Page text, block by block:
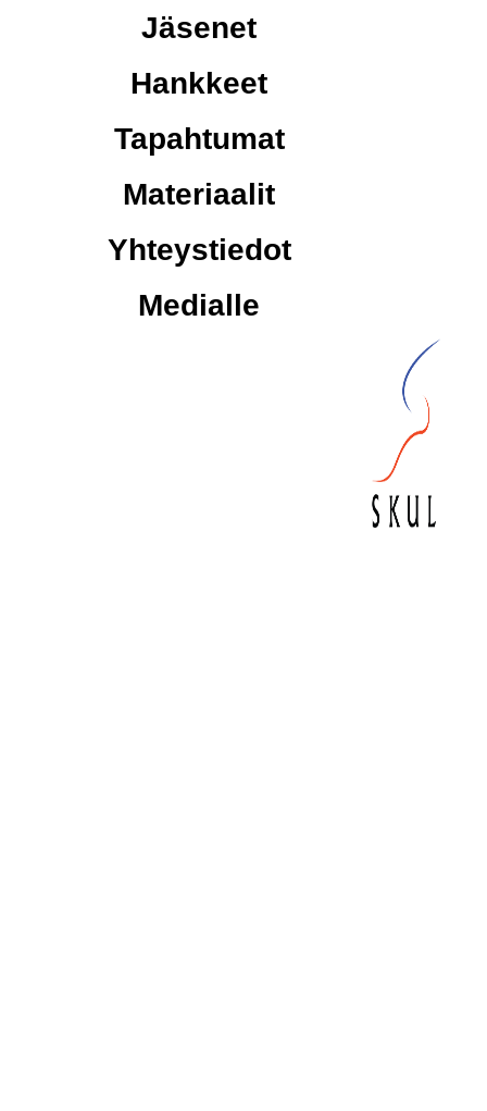
Jäsenet
Hankkeet
Tapahtumat
Materiaalit
Yhteystiedot
Medialle